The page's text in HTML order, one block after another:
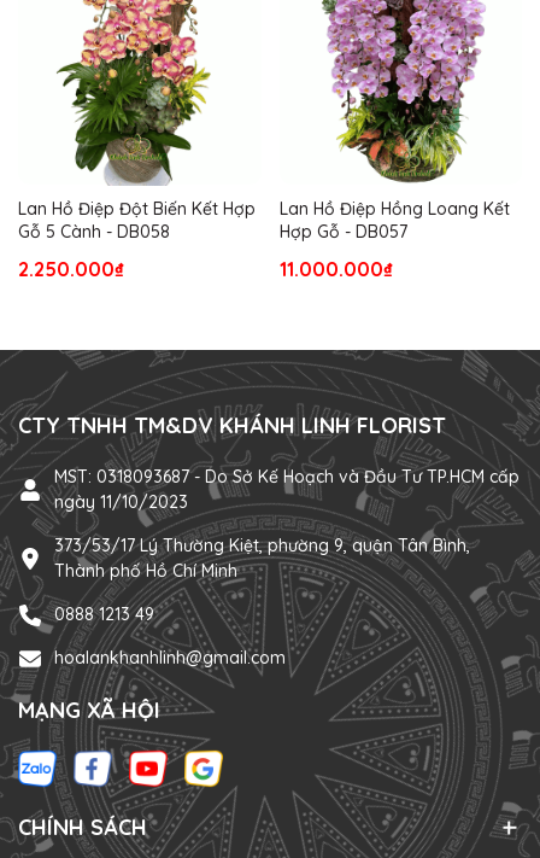
Lan Hồ Điệp Đột Biến Kết Hợp
Gỗ 5 Cành - DB058
2.250.000₫
Lan Hồ Điệp Hồng Loang Kết
Hợp Gỗ - DB057
11.000.000₫
CTY TNHH TM&DV KHÁNH LINH FLORIST
MST: 0318093687 - Do Sở Kế Hoạch và Đầu Tư TP.HCM cấp
ngày 11/10/2023
373/53/17 Lý Thường Kiệt, phường 9, quận Tân Bình,
Thành phố Hồ Chí Minh
0888 1213 49
hoalankhanhlinh@gmail.com
MẠNG XÃ HỘI
CHÍNH SÁCH